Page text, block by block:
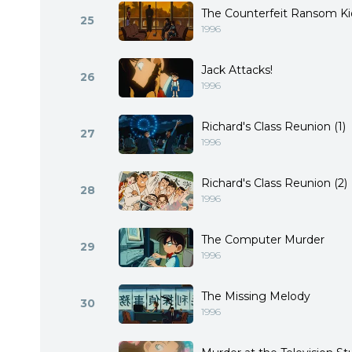
25 The Counterfeit Ransom
1996
26 Jack Attacks!
1996
27 Richard's Class Reunion (1)
1996
28 Richard's Class Reunion (2)
1996
29 The Computer Murder
1996
30 The Missing Melody
1996